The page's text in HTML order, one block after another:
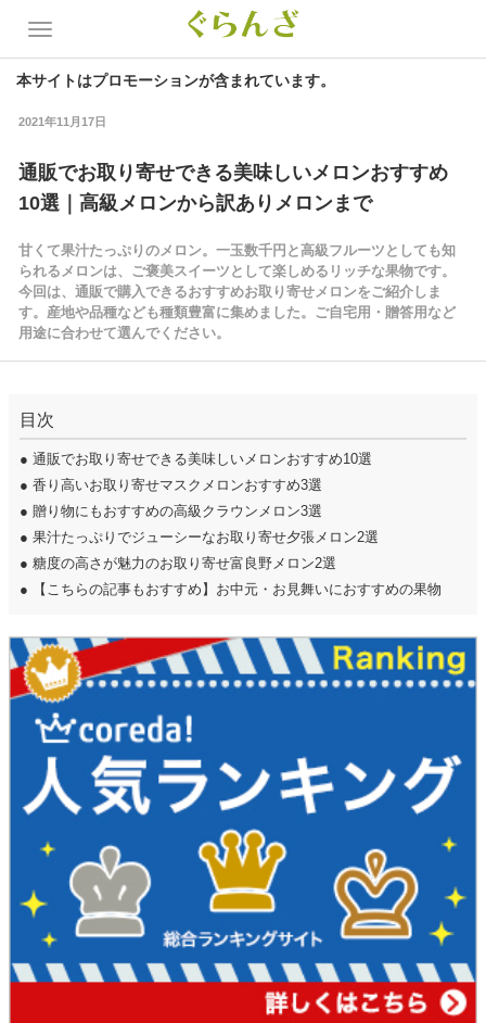
本サイトはプロモーションが含まれています。
2021年11月17日
通販でお取り寄せできる美味しいメロンおすすめ
10選｜高級メロンから訳ありメロンまで
甘くて果汁たっぷりのメロン。一玉数千円と高級フルーツとしても知
られるメロンは、ご褒美スイーツとして楽しめるリッチな果物です。
今回は、通販で購入できるおすすめお取り寄せメロンをご紹介しま
す。産地や品種なども種類豊富に集めました。ご自宅用・贈答用など
用途に合わせて選んでください。
目次
● 通販でお取り寄せできる美味しいメロンおすすめ10選
● 香り高いお取り寄せマスクメロンおすすめ3選
● 贈り物にもおすすめの高級クラウンメロン3選
● 果汁たっぷりでジューシーなお取り寄せ夕張メロン2選
● 糖度の高さが魅力のお取り寄せ富良野メロン2選
● 【こちらの記事もおすすめ】お中元・お見舞いにおすすめの果物